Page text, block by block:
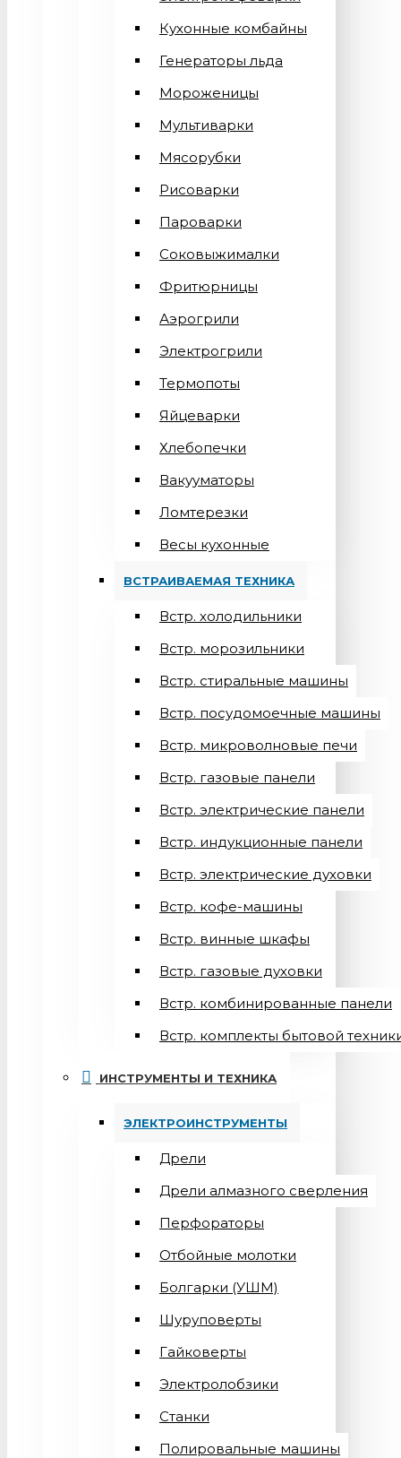
Кухонные комбайны
Генераторы льда
Мороженицы
Мультиварки
Мясорубки
Рисоварки
Пароварки
Соковыжималки
Фритюрницы
Аэрогрили
Электрогрили
Термопоты
Яйцеварки
Хлебопечки
Вакууматоры
Ломтерезки
Весы кухонные
ВСТРАИВАЕМАЯ ТЕХНИКА
Встр. холодильники
Встр. морозильники
Встр. стиральные машины
Встр. посудомоечные машины
Встр. микроволновые печи
Встр. газовые панели
Встр. электрические панели
Встр. индукционные панели
Встр. электрические духовки
Встр. кофе-машины
Встр. винные шкафы
Встр. газовые духовки
Встр. комбинированные панели
Встр. комплекты бытовой
ИНСТРУМЕНТЫ И ТЕХНИКА
ЭЛЕКТРОИНСТРУМЕНТЫ
Дрели
Дрели алмазного сверления
Перфораторы
Отбойные молотки
Болгарки (УШМ)
Шуруповерты
Гайковерты
Электролобзики
Станки
Полировальные машины